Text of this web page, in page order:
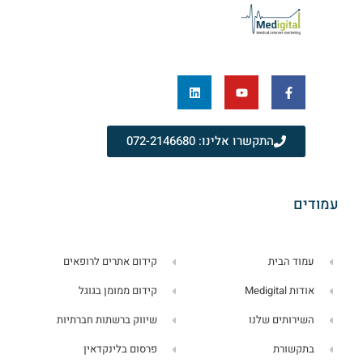
התקשרו אלינו: 072-2146680
עמודים
עמוד הבית
אודות Medigital
השירותים שלנו
בתקשורת
קידום אתרים לרופאים
קידום ממומן בגוגל
שיווק ברשתות חברתיות
פרסום בלינקדאין